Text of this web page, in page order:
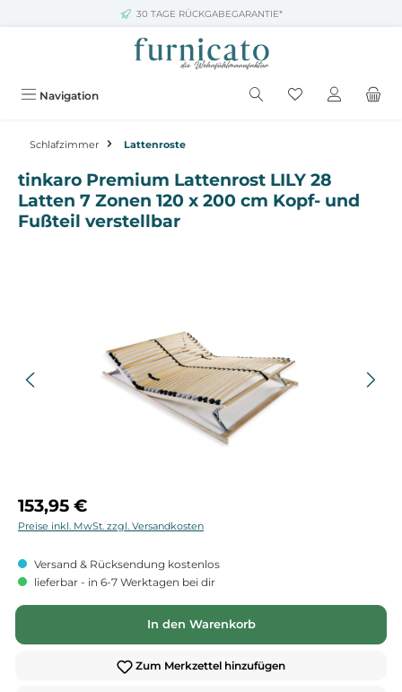
Zum Hauptinhalt springen30 TAGE RÜCKGABEGARANTIE*
Navigation
Schlafzimmer Lattenroste
tinkaro Premium Lattenrost LILY 28
Latten 7 Zonen 120 x 200 cm Kopf- und
Fußteil verstellbar
Regulärer Preis:
153,95 €
Preise inkl. MwSt. zzgl. Versandkosten
Versand & Rücksendung kostenlos
lieferbar - in 6-7 Werktagen bei dir
In den Warenkorb
Zum Merkzettel hinzufügen